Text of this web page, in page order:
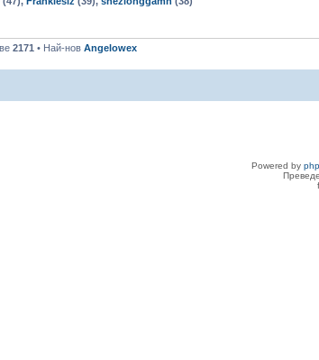
2171 • Най-нов Angelowex
Powered by